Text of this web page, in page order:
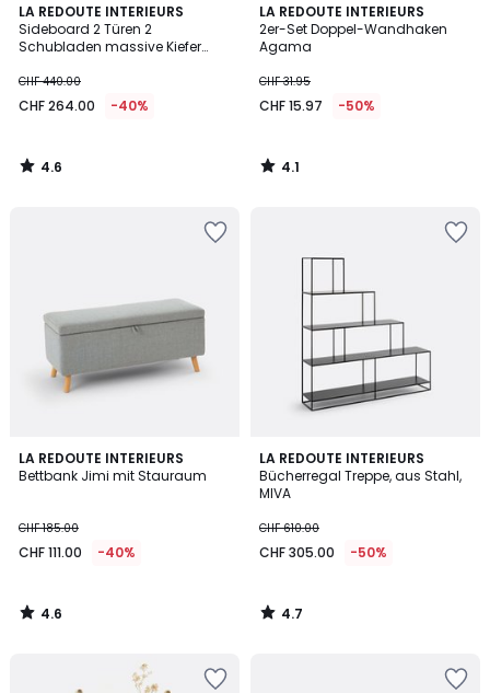
LA REDOUTE INTERIEURS
Sideboard 2 Türen 2
Schubladen massive Kiefer
CHF 440.00
CHF 264.00 -40%
4.6
/ 5
4.6
/
LA REDOUTE INTERIEURS
2er-Set Doppel-Wandhaken
Agama
CHF 31.95
CHF 15.97 -50%
4.1
/ 5
4.1
/
LA REDOUTE INTERIEURS
Bettbank Jimi mit Stauraum
CHF 185.00
CHF 111.00 -40%
4.6
/ 5
4.6
/
LA REDOUTE INTERIEURS
Bücherregal Treppe, aus Stahl,
MIVA
CHF 610.00
CHF 305.00 -50%
4.7
/ 5
4.7
/